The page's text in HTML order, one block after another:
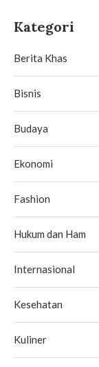
Kategori
Berita Khas
Bisnis
Budaya
Ekonomi
Fashion
Hukum dan Ham
Internasional
Kesehatan
Kuliner